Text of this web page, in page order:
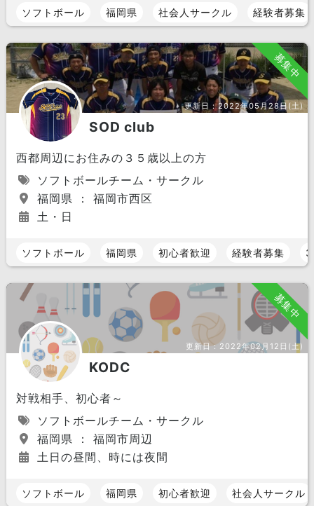
ソフトボール 福岡県 社会人サークル 経験者募集
募集中
更新日：2022年05月28日(土)
SOD club
西都周辺にお住みの３５歳以上の方
ソフトボールチーム・サークル
福岡県 ： 福岡市西区
土・日
ソフトボール 福岡県 初心者歓迎 経験者募集
募集中
更新日： 2022年02月12日(土)
KODC
対戦相手、初心者～
ソフトボールチーム・サークル
福岡県 ： 福岡市周辺
土日の昼間、時には夜間
ソフトボール 福岡県 初心者歓迎 社会人サークル